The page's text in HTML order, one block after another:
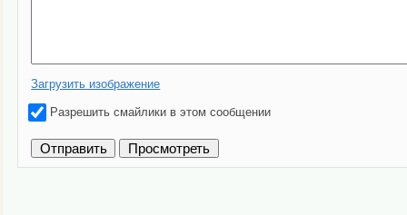
Загрузить изображение
Разрешить смайлики в этом сообщении